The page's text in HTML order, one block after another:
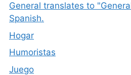
General translates to
Spanish.
Hogar
Humoristas
Juego